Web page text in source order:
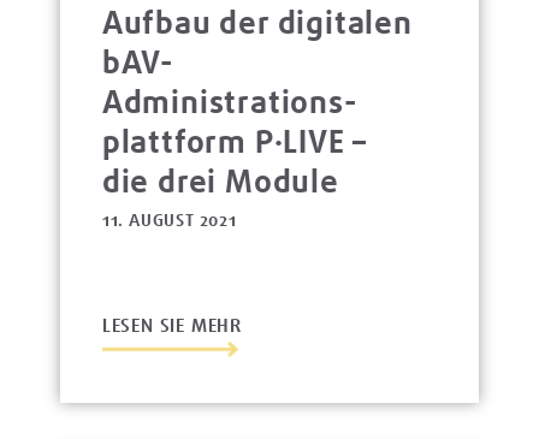
Aufbau der digitalen
bAV-
Administrations­
platt­form P·LIVE –
die drei Module
11. AUGUST 2021
LESEN SIE MEHR